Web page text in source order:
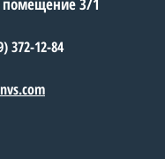
помещение 3/1
372-12-84